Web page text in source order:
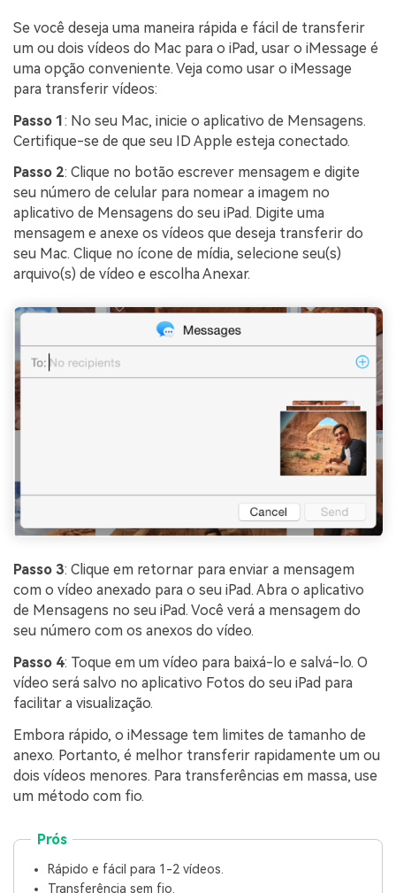
Se você deseja uma maneira rápida e fácil de transferir
um ou dois vídeos do Mac para o iPad, usar o iMessage é
uma opção conveniente. Veja como usar o iMessage
para transferir vídeos:
Passo 1: No seu Mac, inicie o aplicativo de Mensagens.
Certifique-se de que seu ID Apple esteja conectado.
Passo 2: Clique no botão escrever mensagem e digite
seu número de celular para nomear a imagem no
aplicativo de Mensagens do seu iPad. Digite uma
mensagem e anexe os vídeos que deseja transferir do
seu Mac. Clique no ícone de mídia, selecione seu(s)
arquivo(s) de vídeo e escolha Anexar.
Passo 3: Clique em retornar para enviar a mensagem
com o vídeo anexado para o seu iPad. Abra o aplicativo
de Mensagens no seu iPad. Você verá a mensagem do
seu número com os anexos do vídeo.
Passo 4: Toque em um vídeo para baixá-lo e salvá-lo. O
vídeo será salvo no aplicativo Fotos do seu iPad para
facilitar a visualização.
Embora rápido, o iMessage tem limites de tamanho de
anexo. Portanto, é melhor transferir rapidamente um ou
dois vídeos menores. Para transferências em massa, use
um método com fio.
Prós
Rápido e fácil para 1-2 vídeos.
Transferência sem fio.